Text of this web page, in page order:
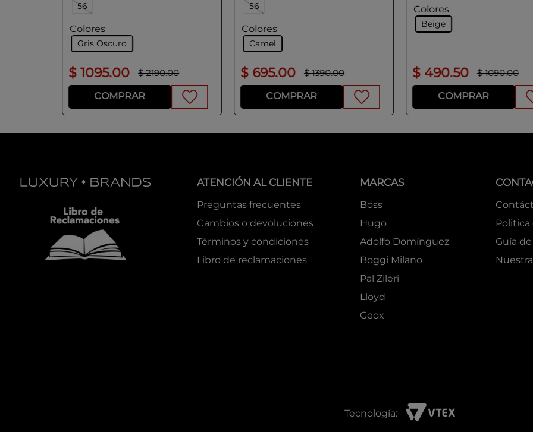
56
Colores
Gris Oscuro
$ 1095.00 $ 2190.00
COMPRAR
56
Colores
Camel
$ 695.00 $ 1390.00
COMPRAR
Colores
Beige
$ 490.50 $ 1090.00
COMPRAR
ATENCIÓN AL CLIENTE
Preguntas frecuentes
Cambios o devoluciones
Términos y condiciones
Libro de reclamaciones
MARCAS
Boss
Hugo
Adolfo Domínguez
Boggi Milano
Pal Zileri
Lloyd
Geox
Guía
Tecnología: